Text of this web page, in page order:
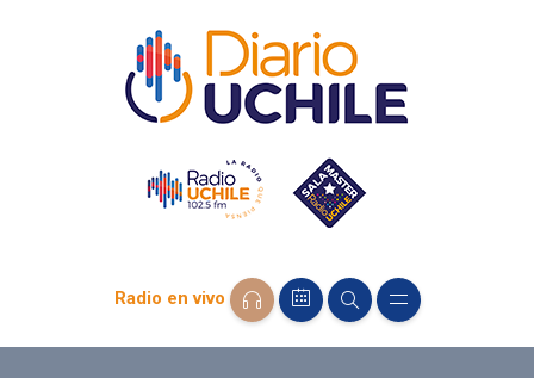
Radio en vivo